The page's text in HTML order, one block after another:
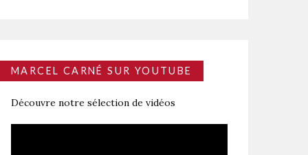
MARCEL CARNÉ SUR YOUTUBE
Découvre notre sélection de vidéos